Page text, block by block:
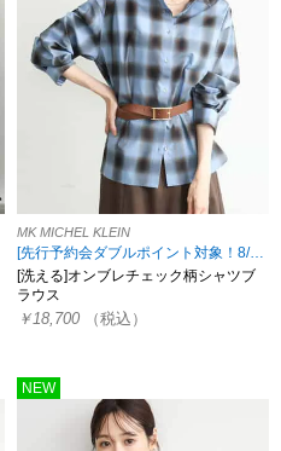
MK MICHEL KLEIN
[先行予約会ダブルポイント対象！8/17 8:59まで]
[洗える]オンブレチェック柄シャツブ
ラウス
￥18,700 （税込）
NEW